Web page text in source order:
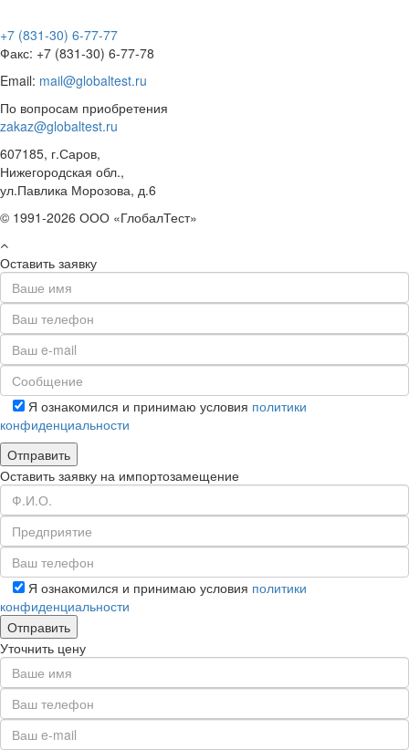
+7 (831-30) 6-77-77
Факс: +7 (831-30) 6-77-78
Email: mail@globaltest.ru
По вопросам приобретения
zakaz@globaltest.ru
607185, г.Саров,
Нижегородская обл.,
ул.Павлика Морозова, д.6
© 1991-2026 ООО «ГлобалТест»
Оставить заявку
Я ознакомился и принимаю условия политики
конфиденциальности
Оставить заявку на импортозамещение
Я ознакомился и принимаю условия политики
конфиденциальности
Уточнить цену